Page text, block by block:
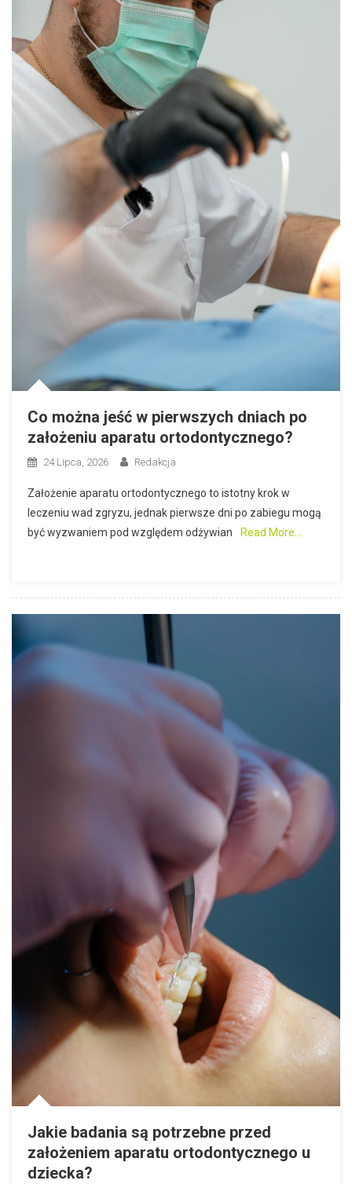
Co można jeść w pierwszych dniach po
założeniu aparatu ortodontycznego?
24 Lipca, 2026 Redakcja
Założenie aparatu ortodontycznego to istotny krok w
leczeniu wad zgryzu, jednak pierwsze dni po zabiegu mogą
być wyzwaniem pod względem odżywian
Read More…
Jakie badania są potrzebne przed
założeniem aparatu ortodontycznego u
dziecka?